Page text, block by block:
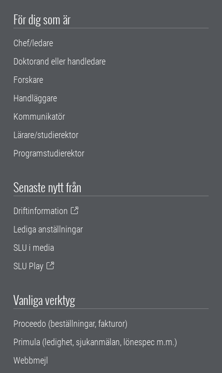
För dig som är
Chef/ledare
Doktorand eller handledare
Forskare
Handläggare
Kommunikatör
Lärare/studierektor
Programstudierektor
Senaste nytt från
Driftinformation
Lediga anställningar
SLU i media
SLU Play
Vanliga verktyg
Proceedo (beställningar, fakturor)
Primula (ledighet, sjukanmälan, lönespec m.m.)
Webbmejl